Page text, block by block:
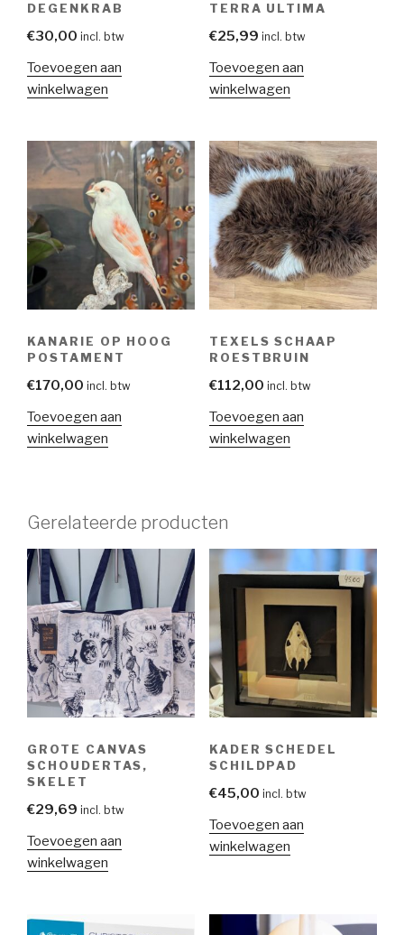
DEGENKRAB
€30,00 incl. btw
Toevoegen aan
winkelwagen
TERRA ULTIMA
€25,99 incl. btw
Toevoegen aan
winkelwagen
KANARIE OP HOOG
POSTAMENT
€170,00 incl. btw
Toevoegen aan
winkelwagen
TEXELS SCHAAP
ROESTBRUIN
€112,00 incl. btw
Toevoegen aan
winkelwagen
Gerelateerde producten
GROTE CANVAS
SCHOUDERTAS,
SKELET
€29,69 incl. btw
Toevoegen aan
winkelwagen
KADER SCHEDEL
SCHILDPAD
€45,00 incl. btw
Toevoegen aan
winkelwagen